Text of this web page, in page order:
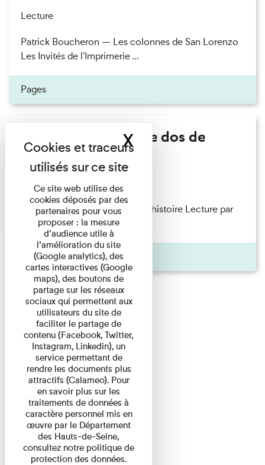
Lecture
Patrick Boucheron — Les colonnes de San Lorenzo
Les Invités de l'Imprimerie ...
Pages
Philippe Artières - Le dos de
l'histoire
Lecture
Philippe Artières — Le dos de l’histoire Lecture par
l’auteur accompagné de ...
Pages
Ce site web utilise des
cookies déposés par des
partenaires pour vous
proposer : la mesure
d’audience utile à
l’amélioration du site
(Google analytics), des
cartes interactives (Google
maps), des boutons de
partage sur les réseaux
sociaux qui permettent aux
utilisateurs du site de
faciliter le partage de
contenu (Facebook, Twitter,
Instagram, Linkedin), un
service permettant de
rendre les documents plus
attractifs (Calameo). Pour
en savoir plus sur les
traitements de données à
caractère personnel mis en
œuvre par le Département
des Hauts-de-Seine,
consultez notre politique de
protection des données.
XMasquer le